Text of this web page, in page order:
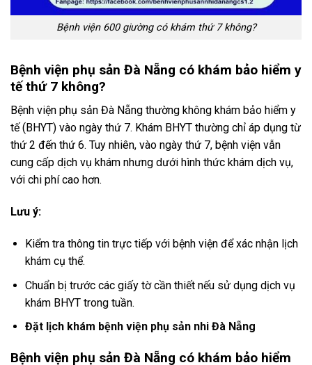
Bệnh viện 600 giường có khám thứ 7 không?
Bệnh viện phụ sản Đà Nẵng có khám bảo hiểm y
tế thứ 7 không?
Bệnh viện phụ sản Đà Nẵng thường không khám bảo hiểm y
tế (BHYT) vào ngày thứ 7. Khám BHYT thường chỉ áp dụng từ
thứ 2 đến thứ 6. Tuy nhiên, vào ngày thứ 7, bệnh viện vẫn
cung cấp dịch vụ khám nhưng dưới hình thức khám dịch vụ,
với chi phí cao hơn.
Lưu ý:
Kiểm tra thông tin trực tiếp với bệnh viện để xác nhận lịch
khám cụ thể.
Chuẩn bị trước các giấy tờ cần thiết nếu sử dụng dịch vụ
khám BHYT trong tuần.
Đặt lịch khám bệnh viện phụ sản nhi Đà Nẵng
Bệnh viện phụ sản Đà Nẵng có khám bảo hiểm